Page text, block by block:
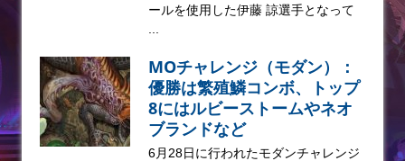
ールを使用した伊藤 諒選手となって
MOチャレンジ（モダン）：
優勝は繁殖鱗コンボ、トップ
8にはルビーストームやネオ
ブランドなど
6月28日に行われたモダンチャレンジ